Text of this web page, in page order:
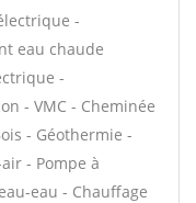
-
eau chaude
-
- VMC - Cheminée
- Géothermie -
- Pompe à
eau - Chauffage